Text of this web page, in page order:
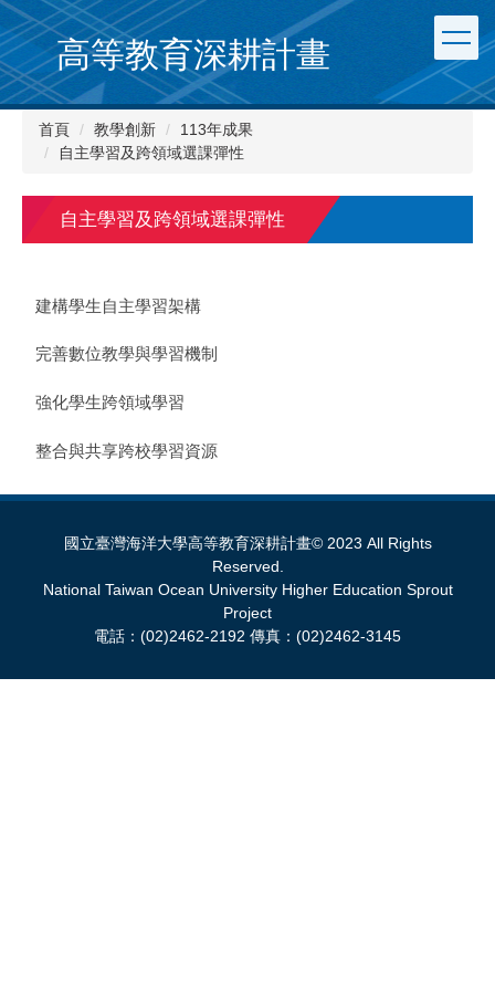
跳
到
主
要
內
高等教育深耕計畫
首頁 教學創新
113年成果
自主學習及跨領域選課彈性
自主學習及跨領域選課彈性
建構學生自主學習架構
完善數位教學與學習機制
強化學生跨領域學習
整合與共享跨校學習資源
國立臺灣海洋大學高等教育深耕計畫© 2023 All Rights
Reserved.
National Taiwan Ocean University Higher Education Sprout
Project
電話：(02)2462-2192 傳真：(02)2462-3145